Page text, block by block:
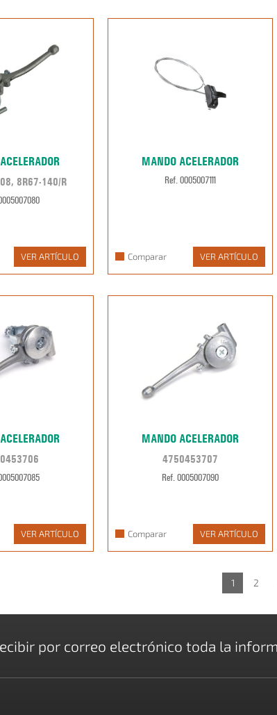
8R67-140/R
VER ARTÍCULO
MANDO ACELERADOR
Ref. 0005007111
Comparar VER ARTÍCULO
VER ARTÍCULO
MANDO ACELERADOR
4750453707
Ref. 0005007090
Comparar VER ARTÍCULO
1 2
por correo electrónico toda la